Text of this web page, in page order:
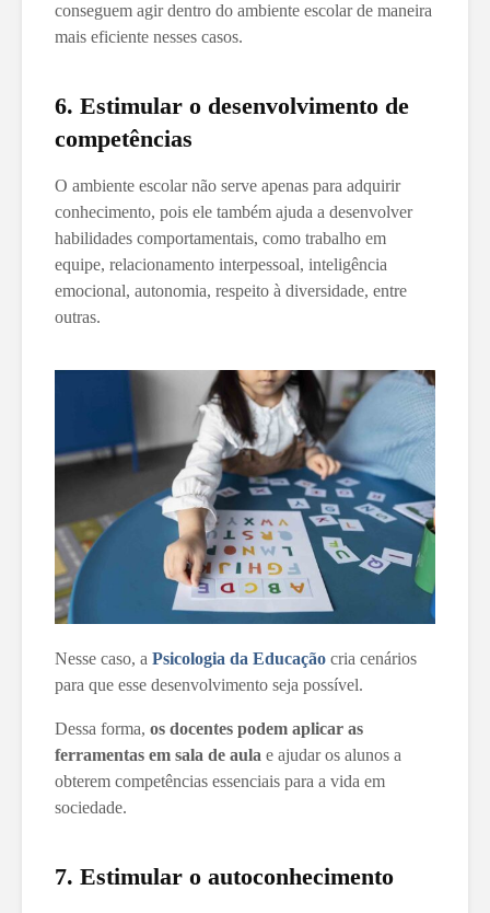
conseguem agir dentro do ambiente escolar de maneira
mais eficiente nesses casos.
6. Estimular o desenvolvimento de
competências
O ambiente escolar não serve apenas para adquirir
conhecimento, pois ele também ajuda a desenvolver
habilidades comportamentais, como trabalho em
equipe, relacionamento interpessoal, inteligência
emocional, autonomia, respeito à diversidade, entre
outras.
Nesse caso, a Psicologia da Educação cria cenários
para que esse desenvolvimento seja possível.
Dessa forma, os docentes podem aplicar as
ferramentas em sala de aula e ajudar os alunos a
obterem competências essenciais para a vida em
sociedade.
7. Estimular o autoconhecimento